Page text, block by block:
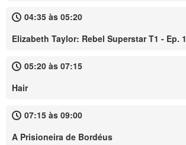
04:35 às 05:20
Elizabeth Taylor: Rebel Superstar T1 - Ep. 1
05:20 às 07:15
Hair
07:15 às 09:00
A Prisioneira de Bordéus